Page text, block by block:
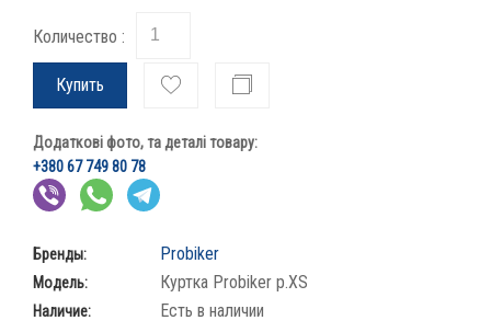
Количество :
Купить
Додаткові фото, та деталі товару:
+380 67 749 80 78
Бренды: Probiker
Модель: Куртка Probiker р.XS
Наличие: Есть в наличии